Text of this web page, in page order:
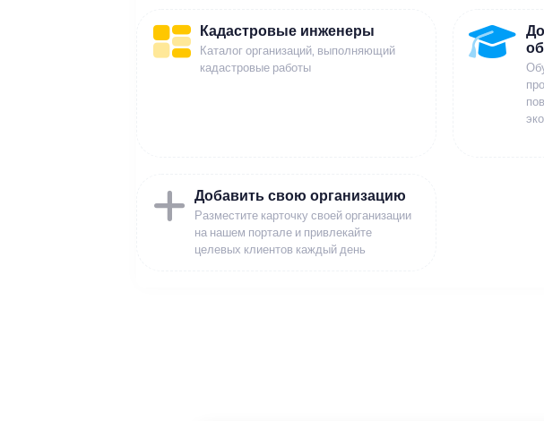
Кадастровые инженеры
Каталог организаций, выполняющий
кадастровые работы
Добавить свою организацию
Разместите карточку своей организации
на нашем портале и привлекайте
целевых клиентов каждый день